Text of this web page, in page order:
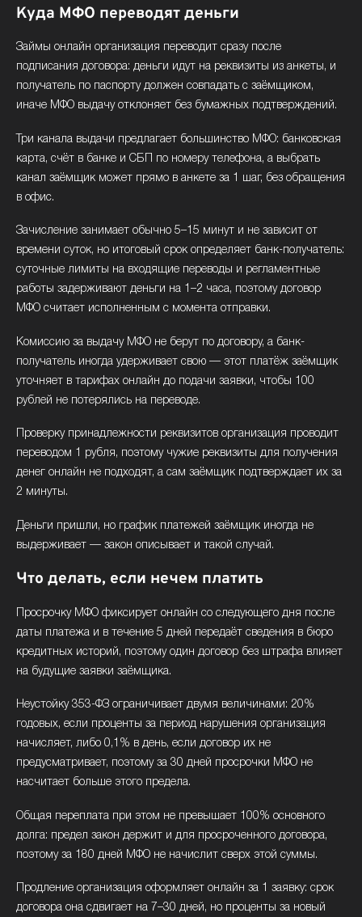
Куда МФО переводят деньги
Займы онлайн организация переводит сразу после
подписания договора: деньги идут на реквизиты из анкеты, и
получатель по паспорту должен совпадать с заёмщиком,
иначе МФО выдачу отклоняет без бумажных подтверждений.
Три канала выдачи предлагает большинство МФО: банковская
карта, счёт в банке и СБП по номеру телефона, а выбрать
канал заёмщик может прямо в анкете за 1 шаг, без обращения
в офис.
Зачисление занимает обычно 5–15 минут и не зависит от
времени суток, но итоговый срок определяет банк-получатель:
суточные лимиты на входящие переводы и регламентные
работы задерживают деньги на 1–2 часа, поэтому договор
МФО считает исполненным с момента отправки.
Комиссию за выдачу МФО не берут по договору, а банк-
получатель иногда удерживает свою — этот платёж заёмщик
уточняет в тарифах онлайн до подачи заявки, чтобы 100
рублей не потерялись на переводе.
Проверку принадлежности реквизитов организация проводит
переводом 1 рубля, поэтому чужие реквизиты для получения
денег онлайн не подходят, а сам заёмщик подтверждает их за
2 минуты.
Деньги пришли, но график платежей заёмщик иногда не
выдерживает — закон описывает и такой случай.
Что делать, если нечем платить
Просрочку МФО фиксирует онлайн со следующего дня после
даты платежа и в течение 5 дней передаёт сведения в бюро
кредитных историй, поэтому один договор без штрафа влияет
на будущие заявки заёмщика.
Неустойку 353-ФЗ ограничивает двумя величинами: 20%
годовых, если проценты за период нарушения организация
начисляет, либо 0,1% в день, если договор их не
предусматривает, поэтому за 30 дней просрочки МФО не
насчитает больше этого предела.
Общая переплата при этом не превышает 100% основного
долга: предел закон держит и для просроченного договора,
поэтому за 180 дней МФО не начислит сверх этой суммы.
Продление организация оформляет онлайн за 1 заявку: срок
договора она сдвигает на 7–30 дней, но проценты за новый